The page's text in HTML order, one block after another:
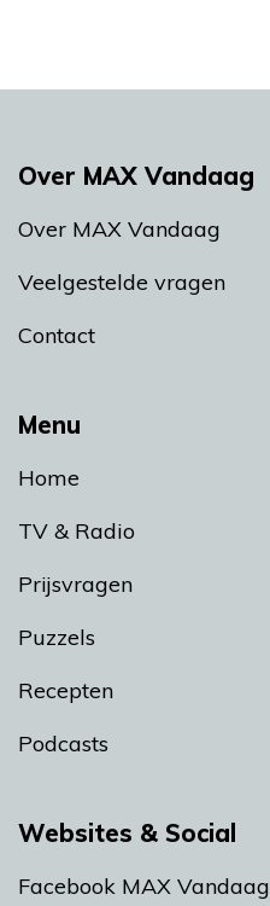
Menu
Home
TV & Radio
Prijsvragen
Puzzels
Recepten
Podcasts
Over MAX Vandaag
Over MAX Vandaag
Veelgestelde vragen
Contact
Websites & Social
Facebook MAX Vandaag